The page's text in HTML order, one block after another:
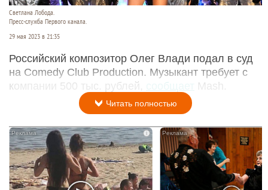
Светлана Лобода.
Пресс-служба Первого канала.
29 мая 2023 в 21:35
Российский композитор Олег Влади подал в суд
на Comedy Club Production. Музыкант требует с
компании 500 тыс. рублей,
сообщает Mash.
Читать полностью
i